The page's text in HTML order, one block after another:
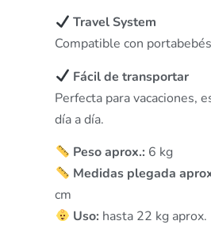
Travel System
Compatible con
Fácil de transportar
Perfecta para vacaciones,
día a día.
Peso aprox.: 6 kg
Medidas plegada
cm
Uso: hasta 22 kg aprox.